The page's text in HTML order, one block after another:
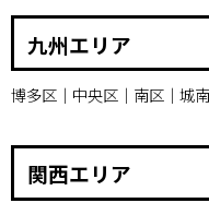
九州エリア
博多区｜中央区｜南区｜城
関西エリア